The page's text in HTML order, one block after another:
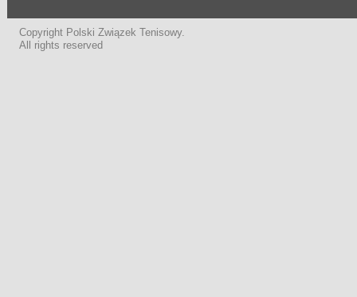
Copyright Polski Związek Tenisowy.
All rights reserved